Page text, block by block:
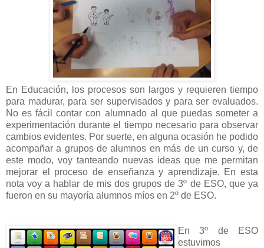
En Educación, los procesos son largos y requieren tiempo
para madurar, para ser supervisados y para ser evaluados.
No es fácil contar con alumnado al que puedas someter a
experimentación durante el tiempo necesario para observar
cambios evidentes. Por suerte, en alguna ocasión he podido
acompañar a grupos de alumnos en más de un curso y, de
este modo, voy tanteando nuevas ideas que me permitan
mejorar el proceso de enseñanza y aprendizaje. En esta
nota voy a hablar de mis dos grupos de 3º de ESO, que ya
fueron en su mayoría alumnos míos en 2º de ESO.
En 3º de ESO
estuvimos